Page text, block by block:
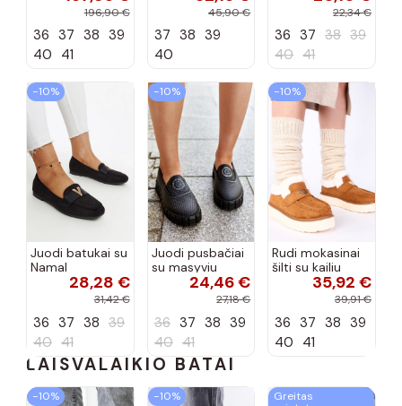
tipo, Artiker
spalvos
196,90 €
36 37 38 39
40 41
45,90 €
37 38 39
40
priekiu Kerawa
22,34 €
36 37 38 39
40 41
−10%
Juodi batukai su
Namal
dekoracija28,28 €
31,42 €
36 37 38 39
40 41
−10%
Juodi pusbačiai
su masyviu
padu Teska24,46 €
27,18 €
36 37 38 39
40 41
−10%
Rudi mokasinai
šilti su kailiu
35,92 €
39,91 €
36 37 38 39
40 41
LAISVALAIKIO BATAI
−10% −10%
Greitas